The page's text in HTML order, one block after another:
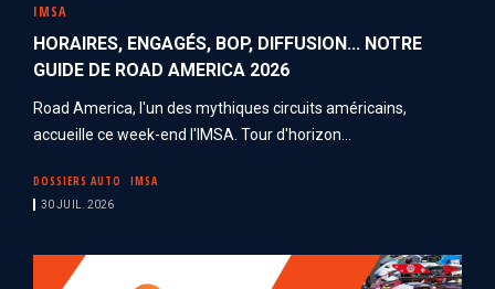
IMSA
HORAIRES, ENGAGÉS, BOP, DIFFUSION... NOTRE
GUIDE DE ROAD AMERICA 2026
Road America, l'un des mythiques circuits américains,
accueille ce week-end l'IMSA. Tour d'horizon...
DOSSIERS AUTO IMSA
30 JUIL. 2026